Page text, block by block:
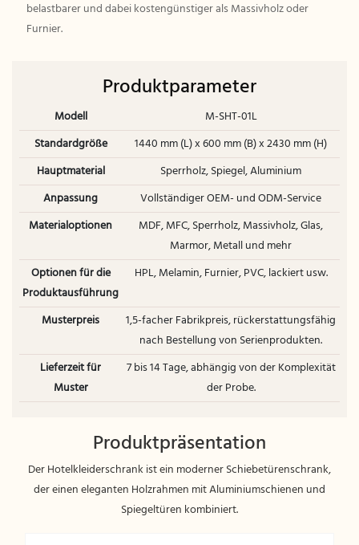
belastbarer und dabei kostengünstiger als Massivholz oder
Furnier.
Produktparameter
Modell
M-SHT-01L
Standardgröße
1440 mm (L) x 600 mm (B) x 2430 mm (H)
Hauptmaterial
Sperrholz, Spiegel, Aluminium
Anpassung
Vollständiger OEM- und ODM-Service
Materialoptionen
MDF, MFC, Sperrholz, Massivholz, Glas,
Marmor, Metall und mehr
Optionen für die
Produktausführung
HPL, Melamin, Furnier, PVC, lackiert usw.
Musterpreis
1,5-facher Fabrikpreis, rückerstattungsfähig
nach Bestellung von Serienprodukten.
Lieferzeit für
Muster
7 bis 14 Tage, abhängig von der Komplexität
der Probe.
Produktpräsentation
Der Hotelkleiderschrank ist ein moderner Schiebetürenschrank,
der einen eleganten Holzrahmen mit Aluminiumschienen und
Spiegeltüren kombiniert.